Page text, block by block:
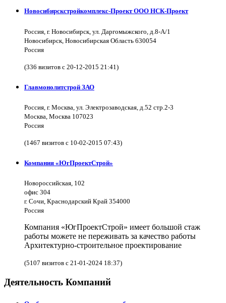
Новосибирскстройкомплекс-Проект ООО НСК-Проект
Россия, г. Новосибирск, ул. Даргомыжского, д.8-А/1
Новосибирск, Новосибирская Область 630054
Россия
(336 визитов с 20-12-2015 21:41)
Главмонолитстрой ЗАО
Россия, г. Москва, ул. Электрозаводская, д.52 стр.2-3
Москва, Москва 107023
Россия
(1467 визитов с 10-02-2015 07:43)
Компания «ЮгПроектСтрой»
Новороссийская, 102
офис 304
г. Сочи, Краснодарский Край 354000
Россия
Компания «ЮгПроектСтрой» имеет большой стаж
работы можете не переживать за качество работы
Архитектурно-строительное проектирование
(5107 визитов с 21-01-2024 18:37)
Деятельность Компаний